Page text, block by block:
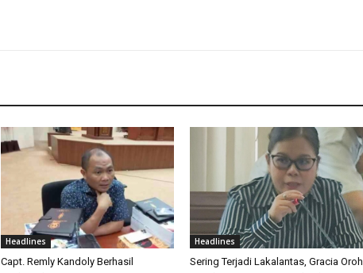
Headlines
Capt. Remly Kandoly Berhasil
Headlines
Sering Terjadi Lakalantas, Gracia Oroh